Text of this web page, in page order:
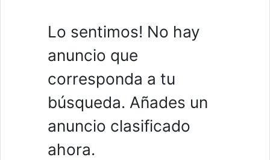
Lo sentimos! No hay
anuncio que
corresponda a tu
búsqueda. Añades un
anuncio clasificado
ahora.